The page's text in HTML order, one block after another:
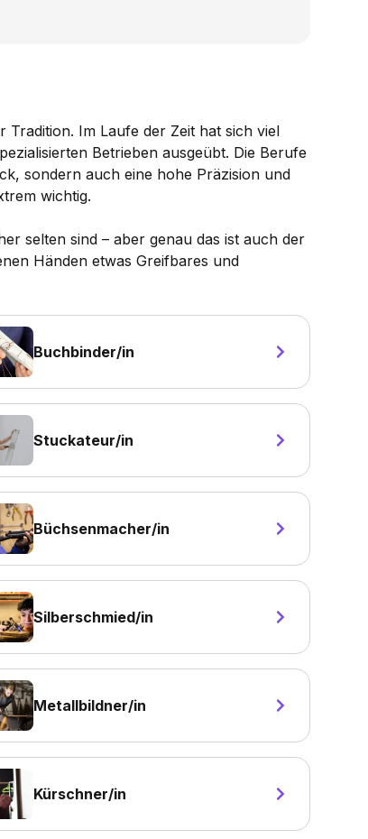
Im Laufe der Zeit hat sich viel
Betrieben ausgeübt. Die Berufe
sondern auch eine hohe Präzision und
wichtig.
selten sind – aber genau das ist auch der
Händen etwas Greifbares und
Buchbinder/in
Stuckateur/in
Büchsenmacher/in
Silberschmied/in
Metallbildner/in
Kürschner/in